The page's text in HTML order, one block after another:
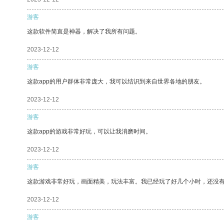
游客
这款软件简直是神器，解决了我所有问题。
2023-12-12
游客
这款app的用户群体非常庞大，我可以结识到来自世界各地的朋友。
2023-12-12
游客
这款app的游戏非常好玩，可以让我消磨时间。
2023-12-12
游客
这款游戏非常好玩，画面精美，玩法丰富。我已经玩了好几个小时，还没
2023-12-12
游客